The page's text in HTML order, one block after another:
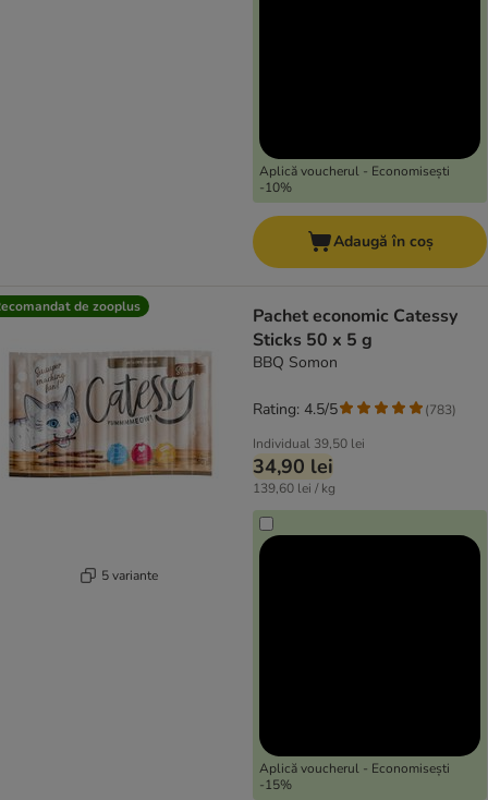
Aplică voucherul - Economisești
-10%
Adaugă în coș
de zooplus
5 variante
Pachet economic Catessy
Sticks 50 x 5 g
BBQ Somon
Individual 39,50 lei
34,90 lei
139,60 lei / kg
Aplică voucherul - Economisești
-15%
Rating: 4.5/5 (783)